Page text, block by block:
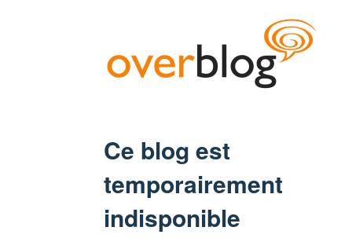
Ce blog est
temporairement
indisponible